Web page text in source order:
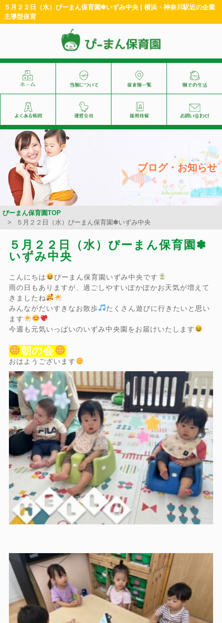
５月２２日（水）ぴーまん保育園✽いずみ中央 | 横浜・神奈川駅近の企業
主導型保育
ブログ・お知らせ
ぴーまん保育園TOP
５月２２日（水）ぴーまん保育園✽いずみ中央
５月２２日（水）ぴーまん保育園✽
いずみ中央
こんにちは
ぴーまん保育園いずみ中央です
雨の日もありますが、過ごしやすいぽかぽかお天気が増えて
きましたね
みんながだいすきなお散歩
たくさん遊びに行きたいと思い
ます
今週も元気いっぱいのいずみ中央園をお届けいたします
朝の会
おはようございます